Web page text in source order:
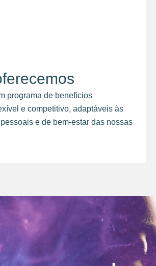
programa de benefícios
e competitivo, adaptáveis às
e de bem-estar das nossas